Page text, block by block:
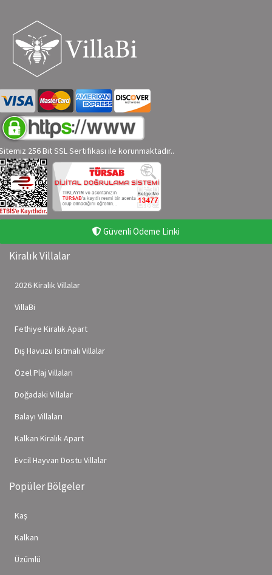
256 Bit SSL Sertifikası ile korunmaktadır..
Güvenli Ödeme Linki
Kiralık Villalar
2026 Kiralık Villalar
VillaBi
Fethiye Kiralık Apart
Dış Havuzu Isıtmalı Villalar
Özel Plaj Villaları
Doğadaki Villalar
Balayı Villaları
Kalkan Kiralık Apart
Evcil Hayvan Dostu Villalar
Popüler Bölgeler
Kaş
Kalkan
Üzümlü